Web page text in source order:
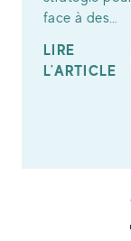
face à des…
LIRE
L'ARTICLE